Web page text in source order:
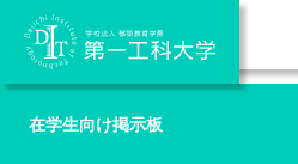
在学生向け掲示板